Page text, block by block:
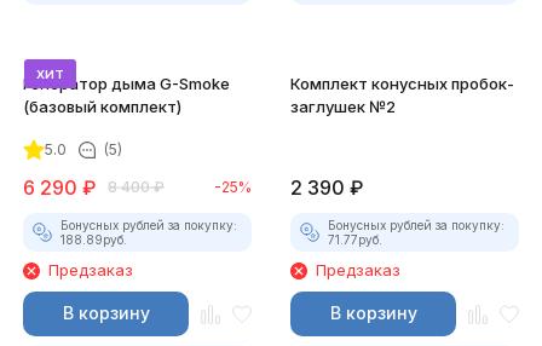
хит
Генератор дыма G-Smoke
(базовый комплект)
5.0 (5)
6 290 ₽ 8 400 ₽ -25%
Бонусных рублей за покупку:
188.89руб.
Предзаказ
В корзину
Комплект конусных пробок-
заглушек №2
2 390 ₽
Бонусных рублей за покупку:
71.77руб.
Предзаказ
В корзину